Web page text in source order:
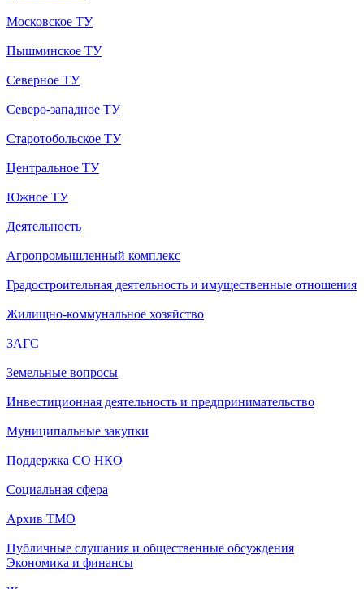
Московское ТУ
Пышминское ТУ
Северное ТУ
Северо-западное ТУ
Старотобольское ТУ
Центральное ТУ
Южное ТУ
Деятельность
Агропромышленный комплекс
Градостроительная деятельность и имущественные отношения
Жилищно-коммунальное хозяйство
ЗАГС
Земельные вопросы
Инвестиционная деятельность и предпринимательство
Муниципальные закупки
Поддержка СО НКО
Социальная сфера
Архив ТМО
Публичные слушания и общественные обсуждения
Экономика и финансы